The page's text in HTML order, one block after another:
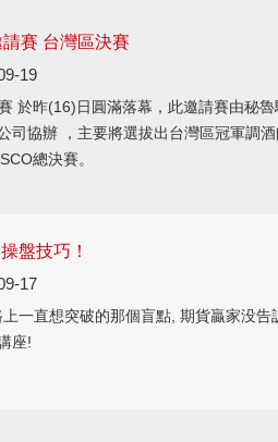
賽 台灣區決賽
19
於昨(16)日圓滿落幕，此邀請賽由秘
司協辦 ，主要將選拔出台灣區冠軍調
總決賽。
盤技巧！
17
一直想突破的那個盲點, 期貨贏家没
座!